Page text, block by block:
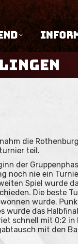
die
teil.
der
noch nie ein
Spiel wurde
Die beste
wurde.
das
schnell mit 0:2
mit den